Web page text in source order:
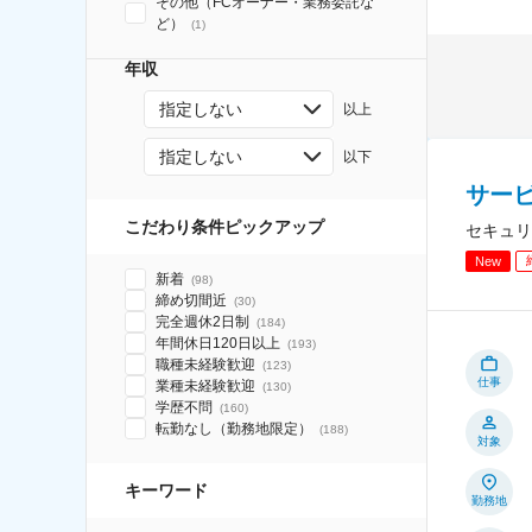
ど）
(1)
年収
指定しない 以上
指定しない 以下
こだわり条件ピックアップ
新着 (98)
締め切間近 (30)
完全週休2日制 (184)
年間休日120日以上 (193)
職種未経験歓迎 (123)
業種未経験歓迎 (130)
学歴不問 (160)
転勤なし（勤務地限定） (188)
キーワード
サー
セキュ
New
仕事
対象
勤務地